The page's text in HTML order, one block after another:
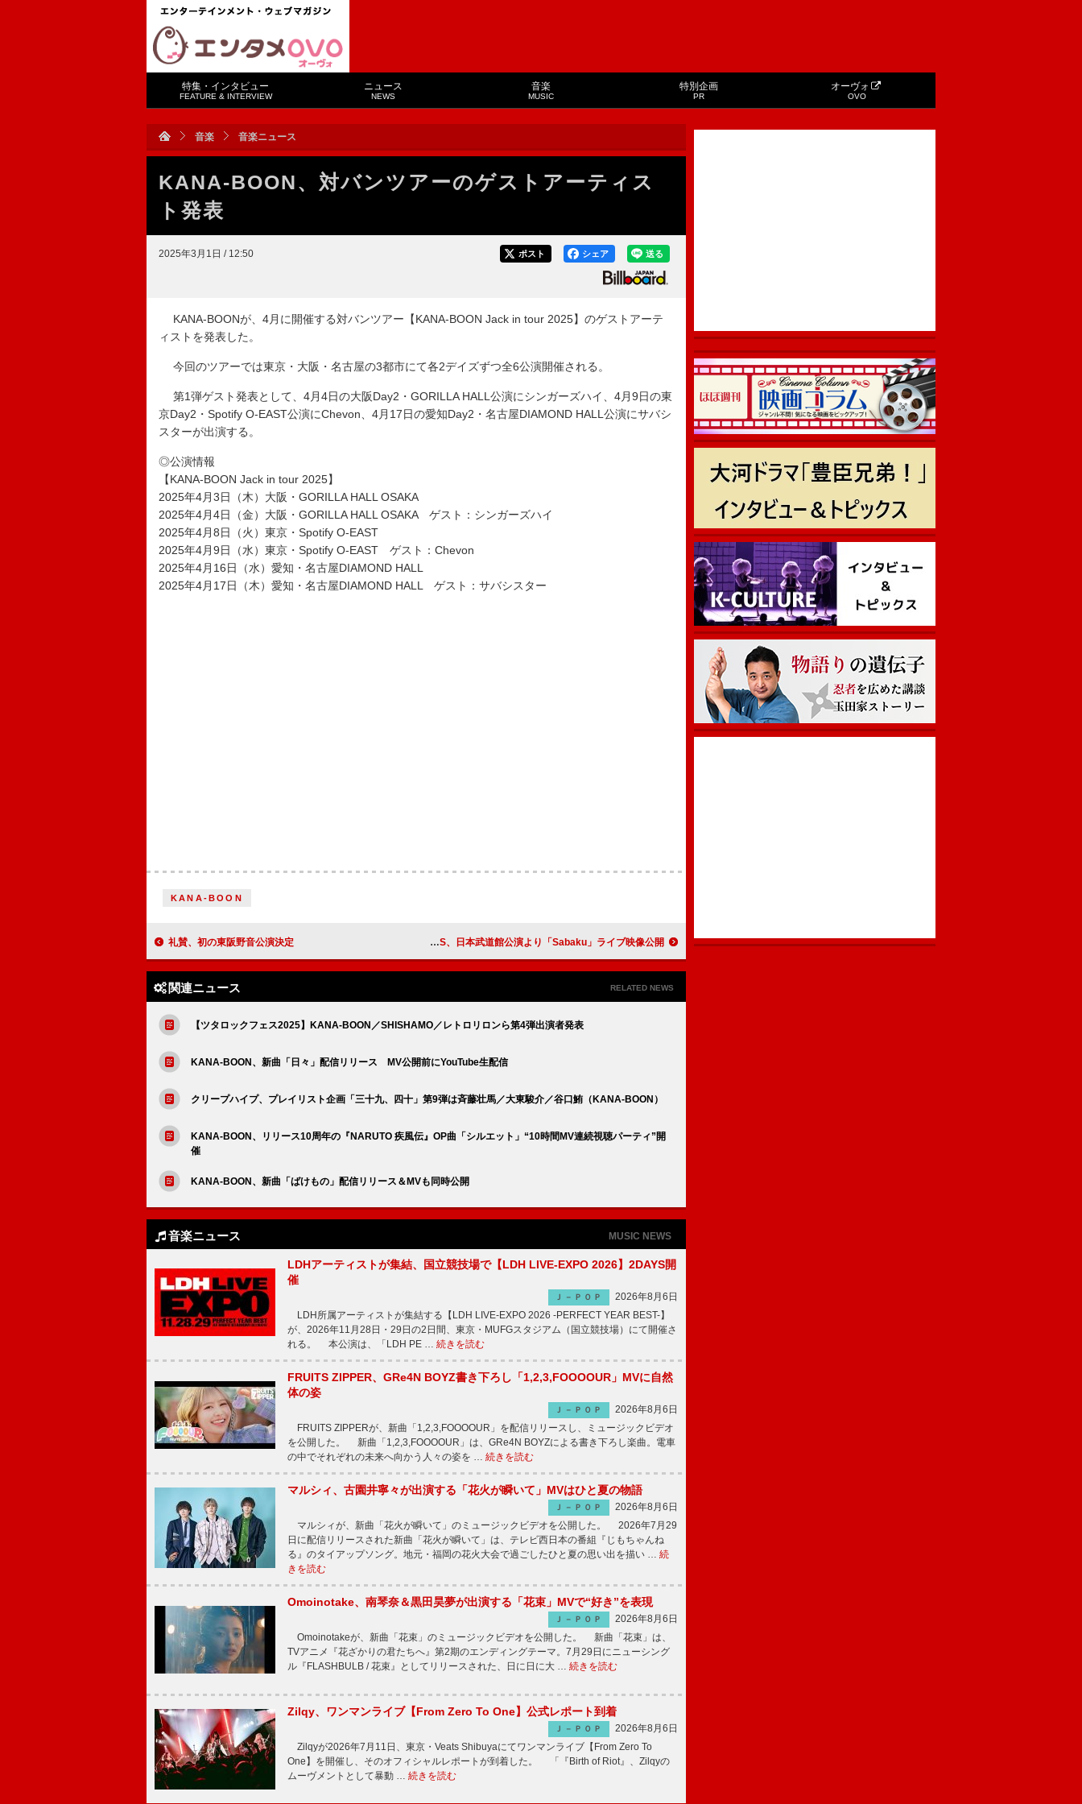
特集・インタビュー
FEATURE & INTERVIEW
ニュース
NEWS
音楽
MUSIC
特別企画
PR
オーヴォ
OVO
音楽 音楽ニュース
KANA-BOON、対バンツアーのゲストアーティス
ト発表
2025年3月1日 / 12:50 送る
シェア
ポスト
KANA-BOONが、4月に開催する対バンツアー【KANA-BOON Jack in tour 2025】のゲストアーテ
ィストを発表した。
今回のツアーでは東京・大阪・名古屋の3都市にて各2デイズずつ全6公演開催される。
第1弾ゲスト発表として、4月4日の大阪Day2・GORILLA HALL公演にシンガーズハイ、4月9日の東
京Day2・Spotify O-EAST公演にChevon、4月17日の愛知Day2・名古屋DIAMOND HALL公演にサバシ
スターが出演する。
◎公演情報
【KANA-BOON Jack in tour 2025】
2025年4月3日（木）大阪・GORILLA HALL OSAKA
2025年4月4日（金）大阪・GORILLA HALL OSAKA ゲスト：シンガーズハイ
2025年4月8日（火）東京・Spotify O-EAST
2025年4月9日（水）東京・Spotify O-EAST ゲスト：Chevon
2025年4月16日（水）愛知・名古屋DIAMOND HALL
2025年4月17日（木）愛知・名古屋DIAMOND HALL ゲスト：サバシスター
KANA-BOON
礼賛、初の東阪野音公演決定 ZAZEN BOYS、日本武道館公演より「Sabaku」ライブ映像公開
関連ニュース RELATED NEWS
【ツタロックフェス2025】KANA-BOON／SHISHAMO／レトロリロンら第4弾出演者発表
KANA-BOON、新曲「日々」配信リリース MV公開前にYouTube生配信
クリープハイプ、プレイリスト企画「三十九、四十」第9弾は斉藤壮馬／大東駿介／谷口鮪（KANA-BOON）
KANA-BOON、リリース10周年の『NARUTO 疾風伝』OP曲「シルエット」“10時間MV連続視聴パーティ”開
催
KANA-BOON、新曲「ばけもの」配信リリース＆MVも同時公開
音楽ニュース MUSIC NEWS
LDHアーティストが集結、国立競技場で【LDH LIVE-EXPO 2026】2DAYS開
催
Ｊ－ＰＯＰ
2026年8月6日
LDH所属アーティストが集結する【LDH LIVE-EXPO 2026 -PERFECT YEAR BEST-】
が、2026年11月28日・29日の2日間、東京・MUFGスタジアム（国立競技場）にて開催さ
れる。 本公演は、「LDH PE … 続きを読む
FRUITS ZIPPER、GRe4N BOYZ書き下ろし「1,2,3,FOOOOUR」MVに自然
体の姿
Ｊ－ＰＯＰ
2026年8月6日
FRUITS ZIPPERが、新曲「1,2,3,FOOOOUR」を配信リリースし、ミュージックビデオ
を公開した。 新曲「1,2,3,FOOOOUR」は、GRe4N BOYZによる書き下ろし楽曲。電車
の中でそれぞれの未来へ向かう人々の姿を … 続きを読む
マルシィ、古園井寧々が出演する「花火が瞬いて」MVはひと夏の物語
Ｊ－ＰＯＰ
2026年8月6日
マルシィが、新曲「花火が瞬いて」のミュージックビデオを公開した。 2026年7月29
日に配信リリースされた新曲「花火が瞬いて」は、テレビ西日本の番組『じもちゃんね
る』のタイアップソング。地元・福岡の花火大会で過ごしたひと夏の思い出を描い … 続
きを読む
Omoinotake、南琴奈＆黒田昊夢が出演する「花束」MVで“好き”を表現
Ｊ－ＰＯＰ
2026年8月6日
Omoinotakeが、新曲「花束」のミュージックビデオを公開した。 新曲「花束」は、
TVアニメ『花ざかりの君たちへ』第2期のエンディングテーマ。7月29日にニューシング
ル『FLASHBULB / 花束』としてリリースされた、日に日に大 … 続きを読む
Zilqy、ワンマンライブ【From Zero To One】公式レポート到着
Ｊ－ＰＯＰ
2026年8月6日
Zilqyが2026年7月11日、東京・Veats Shibuyaにてワンマンライブ【From Zero To
One】を開催し、そのオフィシャルレポートが到着した。 「『Birth of Riot』、Zilqyの
ムーヴメントとして暴動 … 続きを読む